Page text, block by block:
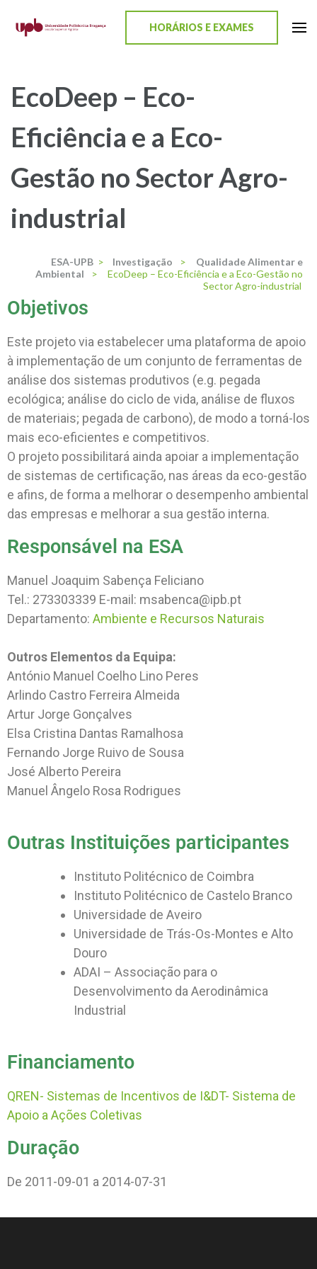
HORÁRIOS E EXAMES
EcoDeep – Eco-
Eficiência e a Eco-
Gestão no Sector Agro-
industrial
ESA-UPB > Investigação >
Qualidade Alimentar e
Ambiental
>
EcoDeep – Eco-Eficiência e a Eco-Gestão no
Sector Agro-industrial
Objetivos
Este projeto via estabelecer uma plataforma de apoio
à implementação de um conjunto de ferramentas de
análise dos sistemas produtivos (e.g. pegada
ecológica; análise do ciclo de vida, análise de fluxos
de materiais; pegada de carbono), de modo a torná-los
mais eco-eficientes e competitivos.
O projeto possibilitará ainda apoiar a implementação
de sistemas de certificação, nas áreas da eco-gestão
e afins, de forma a melhorar o desempenho ambiental
das empresas e melhorar a sua gestão interna.
Responsável na ESA
Manuel Joaquim Sabença Feliciano
Tel.: 273303339 E-mail: msabenca@ipb.pt
Departamento: Ambiente e Recursos Naturais
Outros Elementos da Equipa:
António Manuel Coelho Lino Peres
Arlindo Castro Ferreira Almeida
Artur Jorge Gonçalves
Elsa Cristina Dantas Ramalhosa
Fernando Jorge Ruivo de Sousa
José Alberto Pereira
Manuel Ângelo Rosa Rodrigues
Outras Instituições participantes
Instituto Politécnico de Coimbra
Instituto Politécnico de Castelo Branco
Universidade de Aveiro
Universidade de Trás-Os-Montes e Alto
Douro
ADAI – Associação para o
Desenvolvimento da Aerodinâmica
Industrial
Financiamento
QREN- Sistemas de Incentivos de I&DT- Sistema de
Apoio a Ações Coletivas
Duração
De 2011-09-01 a 2014-07-31